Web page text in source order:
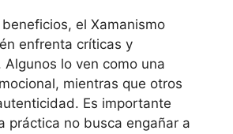
el Xamanismo
enfrenta críticas y
lo ven como una
mientras que otros
Es importante
práctica no busca engañar a